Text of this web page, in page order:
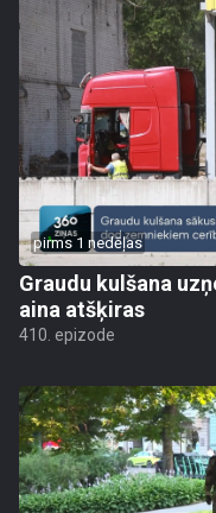
pirms 1 nedēļas
Graudu kulšana
aina atšķiras
410. epizode